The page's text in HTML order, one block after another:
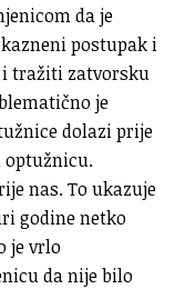
da je
postupak i
tražiti zatvorsku
je
dolazi prije
optužnicu.
nas. To ukazuje
godine netko
je vrlo
da nije bilo